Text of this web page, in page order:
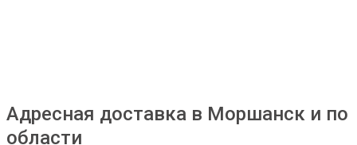
Адресная доставка в Моршанск и по
области